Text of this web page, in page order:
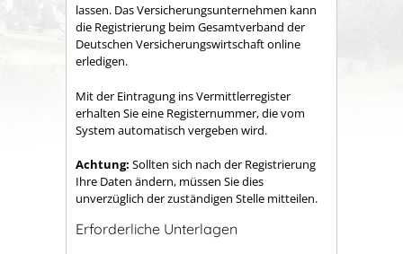
lassen. Das Versicherungsunternehmen kann
die Registrierung beim Gesamtverband der
Deutschen Versicherungswirtschaft online
erledigen.
Mit der Eintragung ins Vermittlerregister
erhalten Sie eine Registernummer, die vom
System automatisch vergeben wird.
Achtung: Sollten sich nach der Registrierung
Ihre Daten ändern, müssen Sie dies
unverzüglich der zuständigen Stelle mitteilen.
Erforderliche Unterlagen